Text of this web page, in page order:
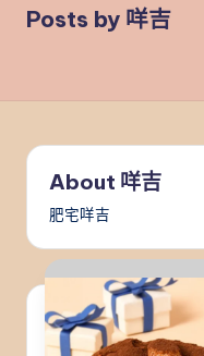
Posts by 咩吉
About 咩吉
肥宅咩吉